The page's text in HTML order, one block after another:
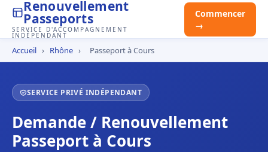
Renouvellement
Passeports
SERVICE D'ACCOMPAGNEMENT
INDÉPENDANT
Commencer
→
Accueil › Rhône › Passeport à Cours
SERVICE PRIVÉ INDÉPENDANT
Demande / Renouvellement
Passeport à Cours